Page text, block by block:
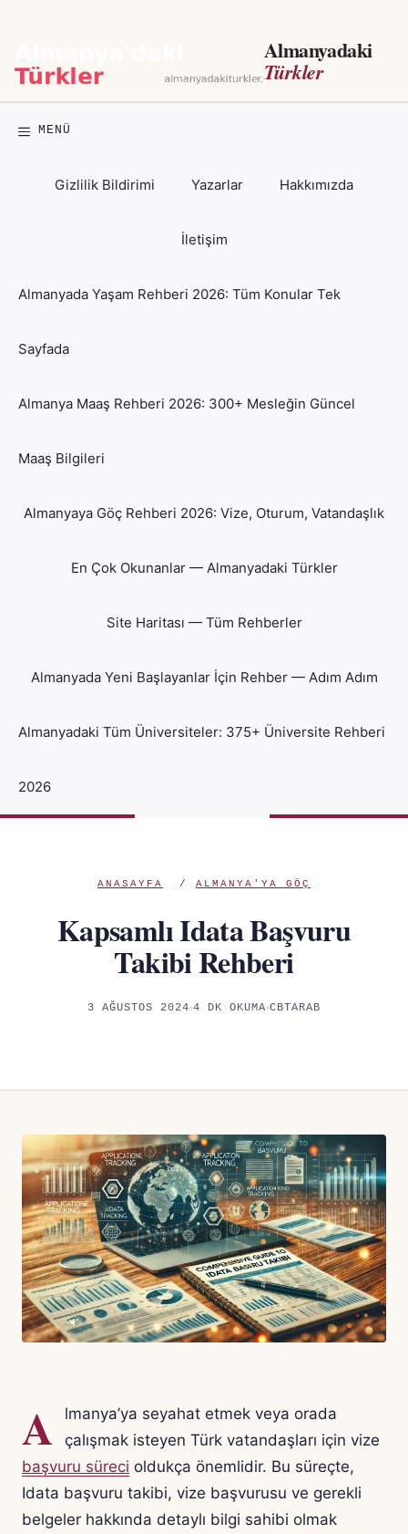
Almanyadaki
Türkler
MENÜ
Gizlilik Bildirimi Yazarlar Hakkımızda
İletişim
Almanyada Yaşam Rehberi 2026: Tüm Konular Tek
Sayfada
Almanya Maaş Rehberi 2026: 300+ Mesleğin Güncel
Maaş Bilgileri
Almanyaya Göç Rehberi 2026: Vize, Oturum, Vatandaşlık
En Çok Okunanlar — Almanyadaki Türkler
Site Haritası — Tüm Rehberler
Almanyada Yeni Başlayanlar İçin Rehber — Adım Adım
Almanyadaki Tüm Üniversiteler: 375+ Üniversite Rehberi
2026
ANASAYFA / ALMANYA'YA GÖÇ
Kapsamlı Idata Başvuru
Takibi Rehberi
3 AĞUSTOS 2024 4 DK OKUMA CBTARAB
A
lmanya’ya seyahat etmek veya orada
çalışmak isteyen Türk vatandaşları için vize
başvuru süreci oldukça önemlidir. Bu süreçte,
Idata başvuru takibi, vize başvurusu ve gerekli
belgeler hakkında detaylı bilgi sahibi olmak